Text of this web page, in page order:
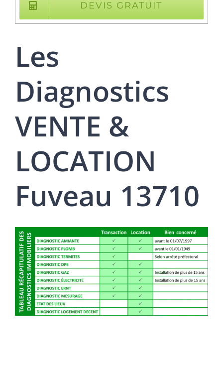
DEVIS GRATUIT
Les
Diagnostics
VENTE &
LOCATION
Fuveau 13710